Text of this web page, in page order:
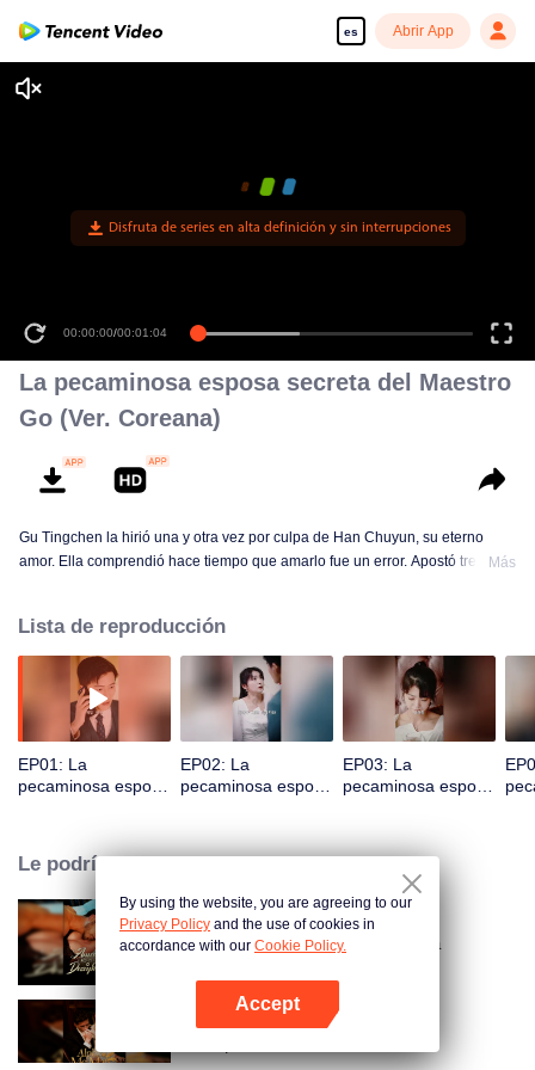
es Abrir App
00:00:00/00:01:04
La pecaminosa esposa secreta del Maestro
Go (Ver. Coreana)
Gu Tingchen la hirió una y otra vez por culpa de Han Chuyun, su eterno
amor. Ella comprendió hace tiempo que amarlo fue un error. Apostó tres
Más
Lista de reproducción
EP01: La
pecaminosa esposa
EP02: La
pecaminosa esposa
EP03: La
pecaminosa esposa
Le podría gustar
Atado a mi esposa desaparecida
By using the website, you are agreeing to our
Privacy Policy and the use of cookies in
accordance with our Cookie Policy.
Accept